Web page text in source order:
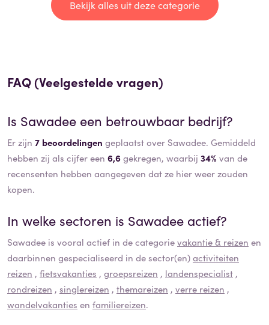
Bekijk alles uit deze categorie
FAQ (Veelgestelde vragen)
Is Sawadee een betrouwbaar bedrijf?
Er zijn 7 beoordelingen geplaatst over Sawadee. Gemiddeld
hebben zij als cijfer een 6,6gekregen, waarbij 34% van de
recensenten hebben aangegeven dat ze hier weer zouden
kopen.
In welke sectoren is Sawadee actief?
Sawadee is vooral actief in de categorievakantie & reizen en
daarbinnen gespecialiseerd in de sector(en)activiteiten
reizen , fietsvakanties , groepsreizen , landenspecialist ,
rondreizen , singlereizen , themareizen , verre reizen ,
wandelvakanties en familiereizen.